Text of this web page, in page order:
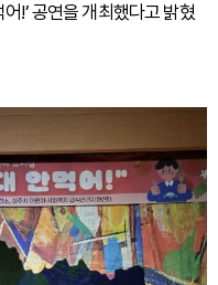
!’ 공연을 개최했다고 밝혔